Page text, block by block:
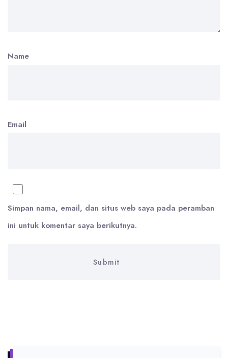
Name
Email
Simpan nama, email, dan situs web saya pada peramban
ini untuk komentar saya berikutnya.